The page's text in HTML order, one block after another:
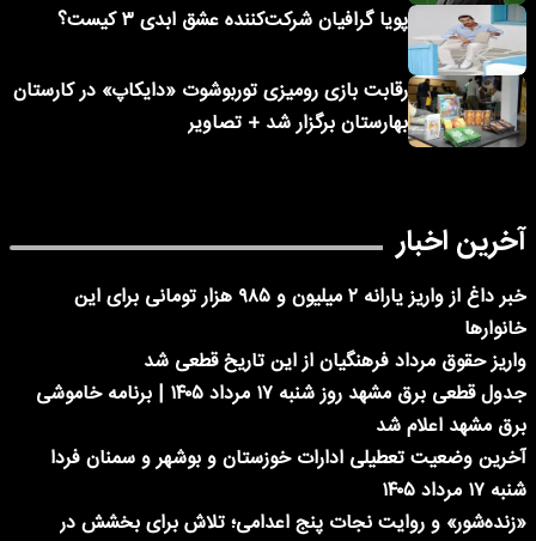
پویا گرافیان شرکت‌کننده عشق ابدی ۳ کیست؟
رقابت بازی رومیزی توربوشوت «دایکاپ» در کارستان
بهارستان برگزار شد + تصاویر
آخرین اخبار
خبر داغ از واریز یارانه ۲ میلیون و ۹۸۵ هزار تومانی برای این
خانوارها
واریز حقوق مرداد فرهنگیان از این تاریخ قطعی شد
جدول قطعی برق مشهد روز شنبه ۱۷ مرداد ۱۴۰۵ | برنامه خاموشی
برق مشهد اعلام شد
آخرین وضعیت تعطیلی ادارات خوزستان و بوشهر و سمنان فردا
شنبه ۱۷ مرداد ۱۴۰۵
«زنده‌شور» و روایت نجات پنج اعدامی؛ تلاش برای بخشش در